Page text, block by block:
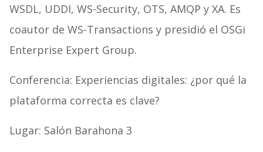
WSDL, UDDI, WS-Security, OTS, AMQP y XA. Es
coautor de WS-Transactions y presidió el OSGi
Enterprise Expert Group.
Conferencia: Experiencias digitales: ¿por qué la
plataforma correcta es clave?
Lugar: Salón Barahona 3